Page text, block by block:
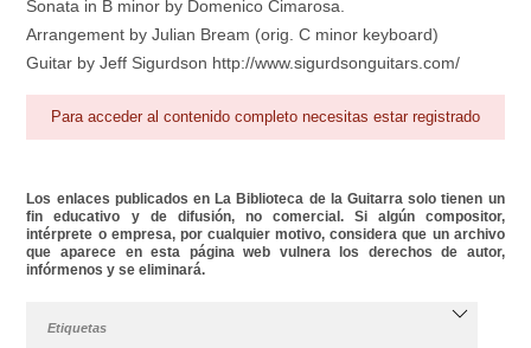
Área personal Reproductor
Sonata in B minor by Domenico Cimarosa.
Arrangement by Julian Bream (orig. C minor keyboard)
Guitar by Jeff Sigurdson http://www.sigurdsonguitars.com/
Para acceder al contenido completo necesitas estar registrado
Los enlaces publicados en La Biblioteca de la Guitarra solo tienen un
fin educativo y de difusión, no comercial. Si algún compositor,
intérprete o empresa, por cualquier motivo, considera que un archivo
que aparece en esta página web vulnera los derechos de autor,
infórmenos y se eliminará.
Etiquetas